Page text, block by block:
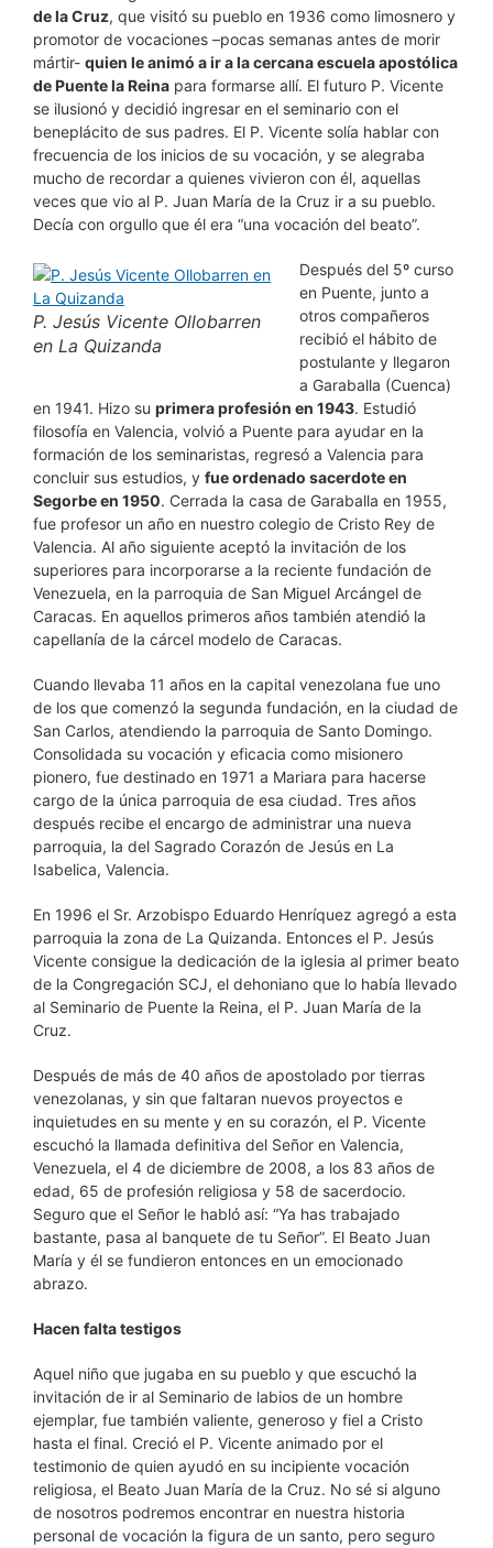
de la Cruz, que visitó su pueblo en 1936 como limosnero y
promotor de vocaciones –pocas semanas antes de morir
mártir- quien le animó a ir a la cercana escuela apostólica
de Puente la Reina para formarse allí. El futuro P. Vicente
se ilusionó y decidió ingresar en el seminario con el
beneplácito de sus padres. El P. Vicente solía hablar con
frecuencia de los inicios de su vocación, y se alegraba
mucho de recordar a quienes vivieron con él, aquellas
veces que vio al P. Juan María de la Cruz ir a su pueblo.
Decía con orgullo que él era “una vocación del beato”.
P. Jesús Vicente Ollobarren
en La Quizanda
Después del 5º curso
en Puente, junto a
otros compañeros
recibió el hábito de
postulante y llegaron
a Garaballa (Cuenca)
en 1941. Hizo su primera profesión en 1943. Estudió
filosofía en Valencia, volvió a Puente para ayudar en la
formación de los seminaristas, regresó a Valencia para
concluir sus estudios, y fue ordenado sacerdote en
Segorbe en 1950. Cerrada la casa de Garaballa en 1955,
fue profesor un año en nuestro colegio de Cristo Rey de
Valencia. Al año siguiente aceptó la invitación de los
superiores para incorporarse a la reciente fundación de
Venezuela, en la parroquia de San Miguel Arcángel de
Caracas. En aquellos primeros años también atendió la
capellanía de la cárcel modelo de Caracas.
Cuando llevaba 11 años en la capital venezolana fue uno
de los que comenzó la segunda fundación, en la ciudad de
San Carlos, atendiendo la parroquia de Santo Domingo.
Consolidada su vocación y eficacia como misionero
pionero, fue destinado en 1971 a Mariara para hacerse
cargo de la única parroquia de esa ciudad. Tres años
después recibe el encargo de administrar una nueva
parroquia, la del Sagrado Corazón de Jesús en La
Isabelica, Valencia.
En 1996 el Sr. Arzobispo Eduardo Henríquez agregó a esta
parroquia la zona de La Quizanda. Entonces el P. Jesús
Vicente consigue la dedicación de la iglesia al primer beato
de la Congregación SCJ, el dehoniano que lo había llevado
al Seminario de Puente la Reina, el P. Juan María de la
Cruz.
Después de más de 40 años de apostolado por tierras
venezolanas, y sin que faltaran nuevos proyectos e
inquietudes en su mente y en su corazón, el P. Vicente
escuchó la llamada definitiva del Señor en Valencia,
Venezuela, el 4 de diciembre de 2008, a los 83 años de
edad, 65 de profesión religiosa y 58 de sacerdocio.
Seguro que el Señor le habló así: “Ya has trabajado
bastante, pasa al banquete de tu Señor”. El Beato Juan
María y él se fundieron entonces en un emocionado
abrazo.
Hacen falta testigos
Aquel niño que jugaba en su pueblo y que escuchó la
invitación de ir al Seminario de labios de un hombre
ejemplar, fue también valiente, generoso y fiel a Cristo
hasta el final. Creció el P. Vicente animado por el
testimonio de quien ayudó en su incipiente vocación
religiosa, el Beato Juan María de la Cruz. No sé si alguno
de nosotros podremos encontrar en nuestra historia
personal de vocación la figura de un santo, pero seguro